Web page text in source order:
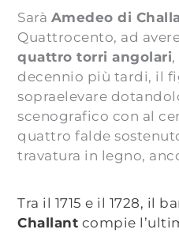
Sarà Amedeo di
Quattrocento, ad
quattro torri angolari
decennio più tardi, il
sopraelevare
scenografico con al
quattro falde
travatura in legno,
Tra il 1715 e il 1728, il
Challant compie